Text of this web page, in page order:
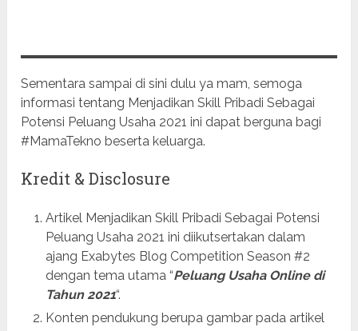
Sementara sampai di sini dulu ya mam, semoga
informasi tentang Menjadikan Skill Pribadi Sebagai
Potensi Peluang Usaha 2021 ini dapat berguna bagi
#MamaTekno beserta keluarga.
Kredit & Disclosure
Artikel Menjadikan Skill Pribadi Sebagai Potensi
Peluang Usaha 2021 ini diikutsertakan dalam
ajang Exabytes Blog Competition Season #2
dengan tema utama “Peluang Usaha Online di
Tahun 2021“.
Konten pendukung berupa gambar pada artikel